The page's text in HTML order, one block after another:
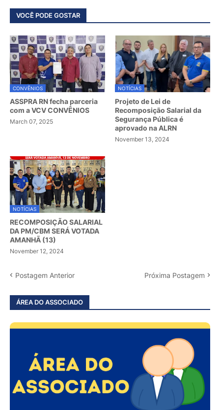
VOCÊ PODE GOSTAR
CONVÊNIOS
ASSPRA RN fecha parceria
com a VCV CONVÊNIOS
March 07, 2025
NOTÍCIAS
Projeto de Lei de
Recomposição Salarial da
Segurança Pública é
aprovado na ALRN
November 13, 2024
NOTÍCIAS
RECOMPOSIÇÃO SALARIAL
DA PM/CBM SERÁ VOTADA
AMANHÃ (13)
November 12, 2024
Postagem Anterior Próxima Postagem
ÁREA DO ASSOCIADO